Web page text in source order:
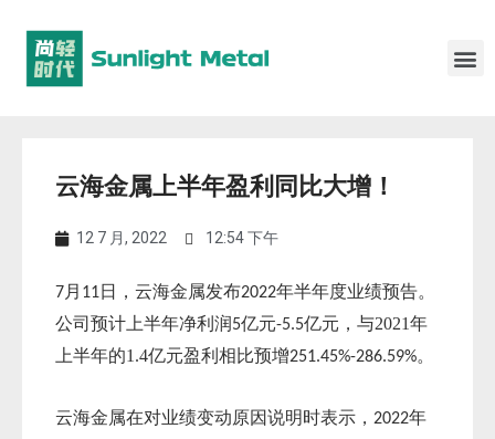
云海金属上半年盈利同比大增！
12 7 月, 2022 12:54 下午
7月 11日，云海金属发布2022年半年度业绩预告。
公司 预计上半年净利润5亿元-5.5亿元，与2021年
上半年的1.4亿元盈利相比预增251.45%-286.59%。
云海金属在对业绩变动原因说明时表示， 2022年